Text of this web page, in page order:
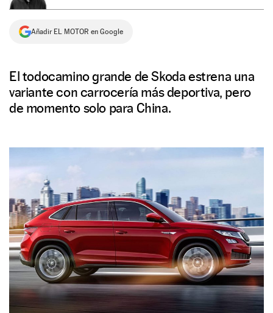
Añadir EL MOTOR en Google
El todocamino grande de Skoda estrena una
variante con carrocería más deportiva, pero
de momento solo para China.